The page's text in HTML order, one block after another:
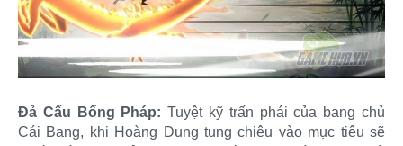
Đả Cẩu Bổng Pháp:Tuyệt kỹ trấn phái của bang chủ
Cái Bang, khi Hoàng Dung tung chiêu vào mục tiêu sẽ